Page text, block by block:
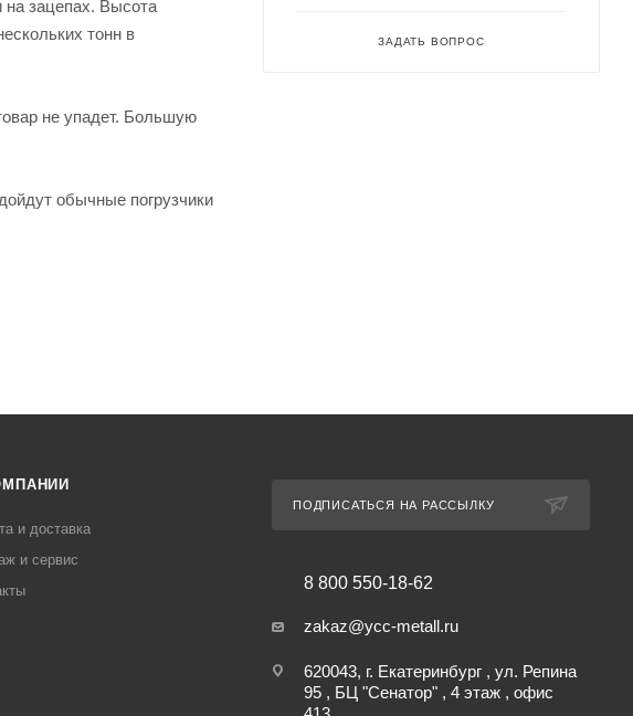
зацепах. Высота
тонн в
не упадет. Большую
обычные погрузчики
ЗАДАТЬ ВОПРОС
и доставка
и сервис
ПОДПИСАТЬСЯ НА РАССЫЛКУ
8 800 550-18-62
zakaz@ycc-metall.ru
620043, г. Екатеринбург , ул. Репина
95 , БЦ "Сенатор" , 4 этаж , офис